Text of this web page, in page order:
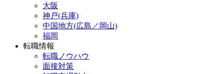
大阪
神戸(兵庫)
中国地方(広島／岡山)
福岡
転職情報
転職ノウハウ
面接対策